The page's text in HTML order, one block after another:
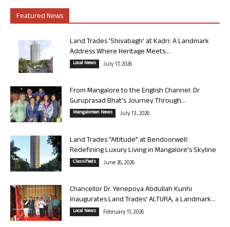
Featured News
Land Trades ‘Shivabagh’ at Kadri: A Landmark
Address Where Heritage Meets...
Local News July 17, 2026
From Mangalore to the English Channel: Dr
Guruprasad Bhat’s Journey Through...
Mangalorean News July 13, 2026
Land Trades “Altitude” at Bendoorwell:
Redefining Luxury Living in Mangalore’s Skyline
Classifieds June 26, 2026
Chancellor Dr. Yenepoya Abdullah Kunhi
Inaugurates Land Trades’ ALTURA, a Landmark...
Local News February 11, 2026